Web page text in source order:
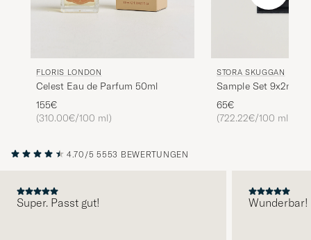
FLORIS LONDON
Celest Eau de Parfum 50ml
155€
(310.00€/100 ml)
STORA SKUGGAN
Sample Set 9x2ml
65€
(722.22€/100 ml)
4.70/5 5553 BEWERTUNGEN
Super. Passt gut! Wunderbar!